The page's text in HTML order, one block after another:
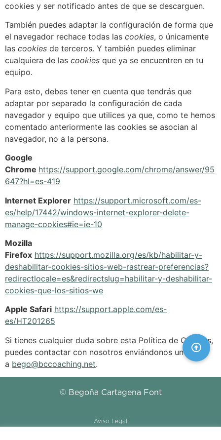
cookies y ser notificado antes de que se descarguen.
También puedes adaptar la configuración de forma que
el navegador rechace todas las cookies, o únicamente
las cookies de terceros. Y también puedes eliminar
cualquiera de las cookies que ya se encuentren en tu
equipo.
Para esto, debes tener en cuenta que tendrás que
adaptar por separado la configuración de cada
navegador y equipo que utilices ya que, como te hemos
comentado anteriormente las cookies se asocian al
navegador, no a la persona.
Google
Chrome https://support.google.com/chrome/answer/95
647?hl=es-419
Internet Explorer https://support.microsoft.com/es-
es/help/17442/windows-internet-explorer-delete-
manage-cookies#ie=ie-10
Mozilla
Firefox https://support.mozilla.org/es/kb/habilitar-y-
deshabilitar-cookies-sitios-web-rastrear-preferencias?
redirectlocale=es&redirectslug=habilitar-y-deshabilitar-
cookies-que-los-sitios-we
Apple Safari https://support.apple.com/es-
es/HT201265
Si tienes cualquier duda sobre esta Política de Cookies,
puedes contactar con nosotros enviándonos un mail
a bego@bccoaching.net.
© Begoña Cartagena Font
Aviso Legal